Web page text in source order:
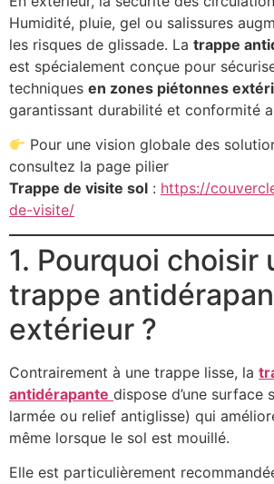
Humidité, pluie, gel ou salissures
les risques de glissade. La trappe
est spécialement conçue pour
techniques en zones piétonnes
garantissant durabilité et conformité
Pour une vision globale des
consultez la page pilier
Trappe de visite sol : https://
de-visite/
1. Pourquoi choisir
trappe
extérieur ?
Contrairement à une trappe lisse, la
antidérapante dispose d’une surface
larmée ou relief antiglisse) qui
même lorsque le sol est mouillé.
Elle est particulièrement